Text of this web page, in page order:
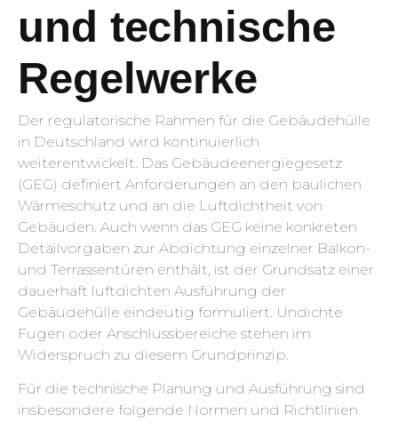
und technische
Regelwerke
Der regulatorische Rahmen für die Gebäudehülle
in Deutschland wird kontinuierlich
weiterentwickelt. Das Gebäudeenergiegesetz
(GEG) definiert Anforderungen an den baulichen
Wärmeschutz und an die Luftdichtheit von
Gebäuden. Auch wenn das GEG keine konkreten
Detailvorgaben zur Abdichtung einzelner Balkon-
und Terrassentüren enthält, ist der Grundsatz einer
dauerhaft luftdichten Ausführung der
Gebäudehülle eindeutig formuliert. Undichte
Fugen oder Anschlussbereiche stehen im
Widerspruch zu diesem Grundprinzip.
Für die technische Planung und Ausführung sind
insbesondere folgende Normen und Richtlinien